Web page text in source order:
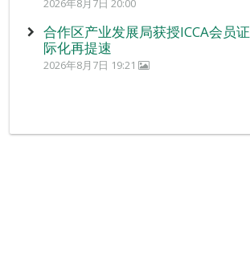
2026年8月7日 20:00
合作区产业发展局获授ICCA会员
际化再提速
2026年8月7日 19:21